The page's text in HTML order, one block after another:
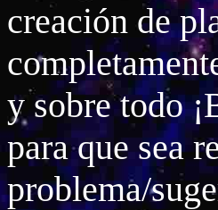
creación de
y sobre todo
para que sea
problema/